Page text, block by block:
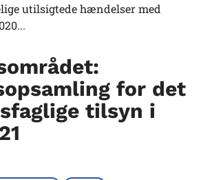
utilsigtede hændelser med
for det
tilsyn i